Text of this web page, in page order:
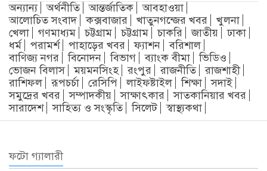
অন্যান্য অর্থনীতি আন্তর্জাতিক
আবহাওয়া
আলোচিত সংবাদ
কক্সবাজার খাতুনগন্জের খবর
খুলনা
খেলা
গণমাধ্যম চট্টগ্রাম চট্টগ্রাম চাকরি জাতীয়
ঢাকা
ধর্ম
পরামর্শ পাহাড়ের খবর ফ্যাশন
বরিশাল
বাণিজ্য নগর
বিনোদন বিভাগ ব্যাংক বীমা
ভিডিও
ভোজন বিলাস
ময়মনসিংহ রংপুর রাজনীতি
রাজশাহী
রাশিফল
রূপচর্চা রেসিপি লাইফষ্টাইল শিক্ষা
সদাই
সমুদ্রের খবর
সম্পাদকীয় সাক্ষাৎকার
সাতকানিয়ার খবর
সারাদেশ
সাহিত্য ও সংস্কৃতি সিলেট স্বাস্থ্যকথা
ফটো গ্যালারী